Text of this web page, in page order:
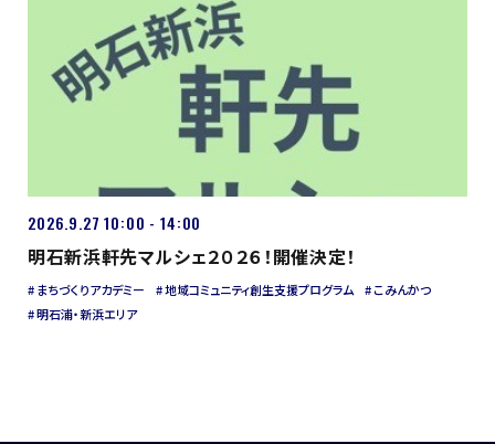
2026.9.27 10:00 - 14:00
明石新浜軒先マルシェ２０２６！開催決定！
まちづくりアカデミー 地域コミュニティ創生支援プログラム
こみんかつ
明石浦・新浜エリア